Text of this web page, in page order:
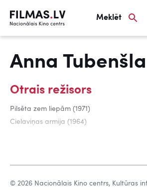
Meklēt
Anna
Otrais režisors
Pilsēta zem liepām (1971)
Cielaviņas armija (1964)
© 2026 Nacionālais Kino centrs, Kultūras